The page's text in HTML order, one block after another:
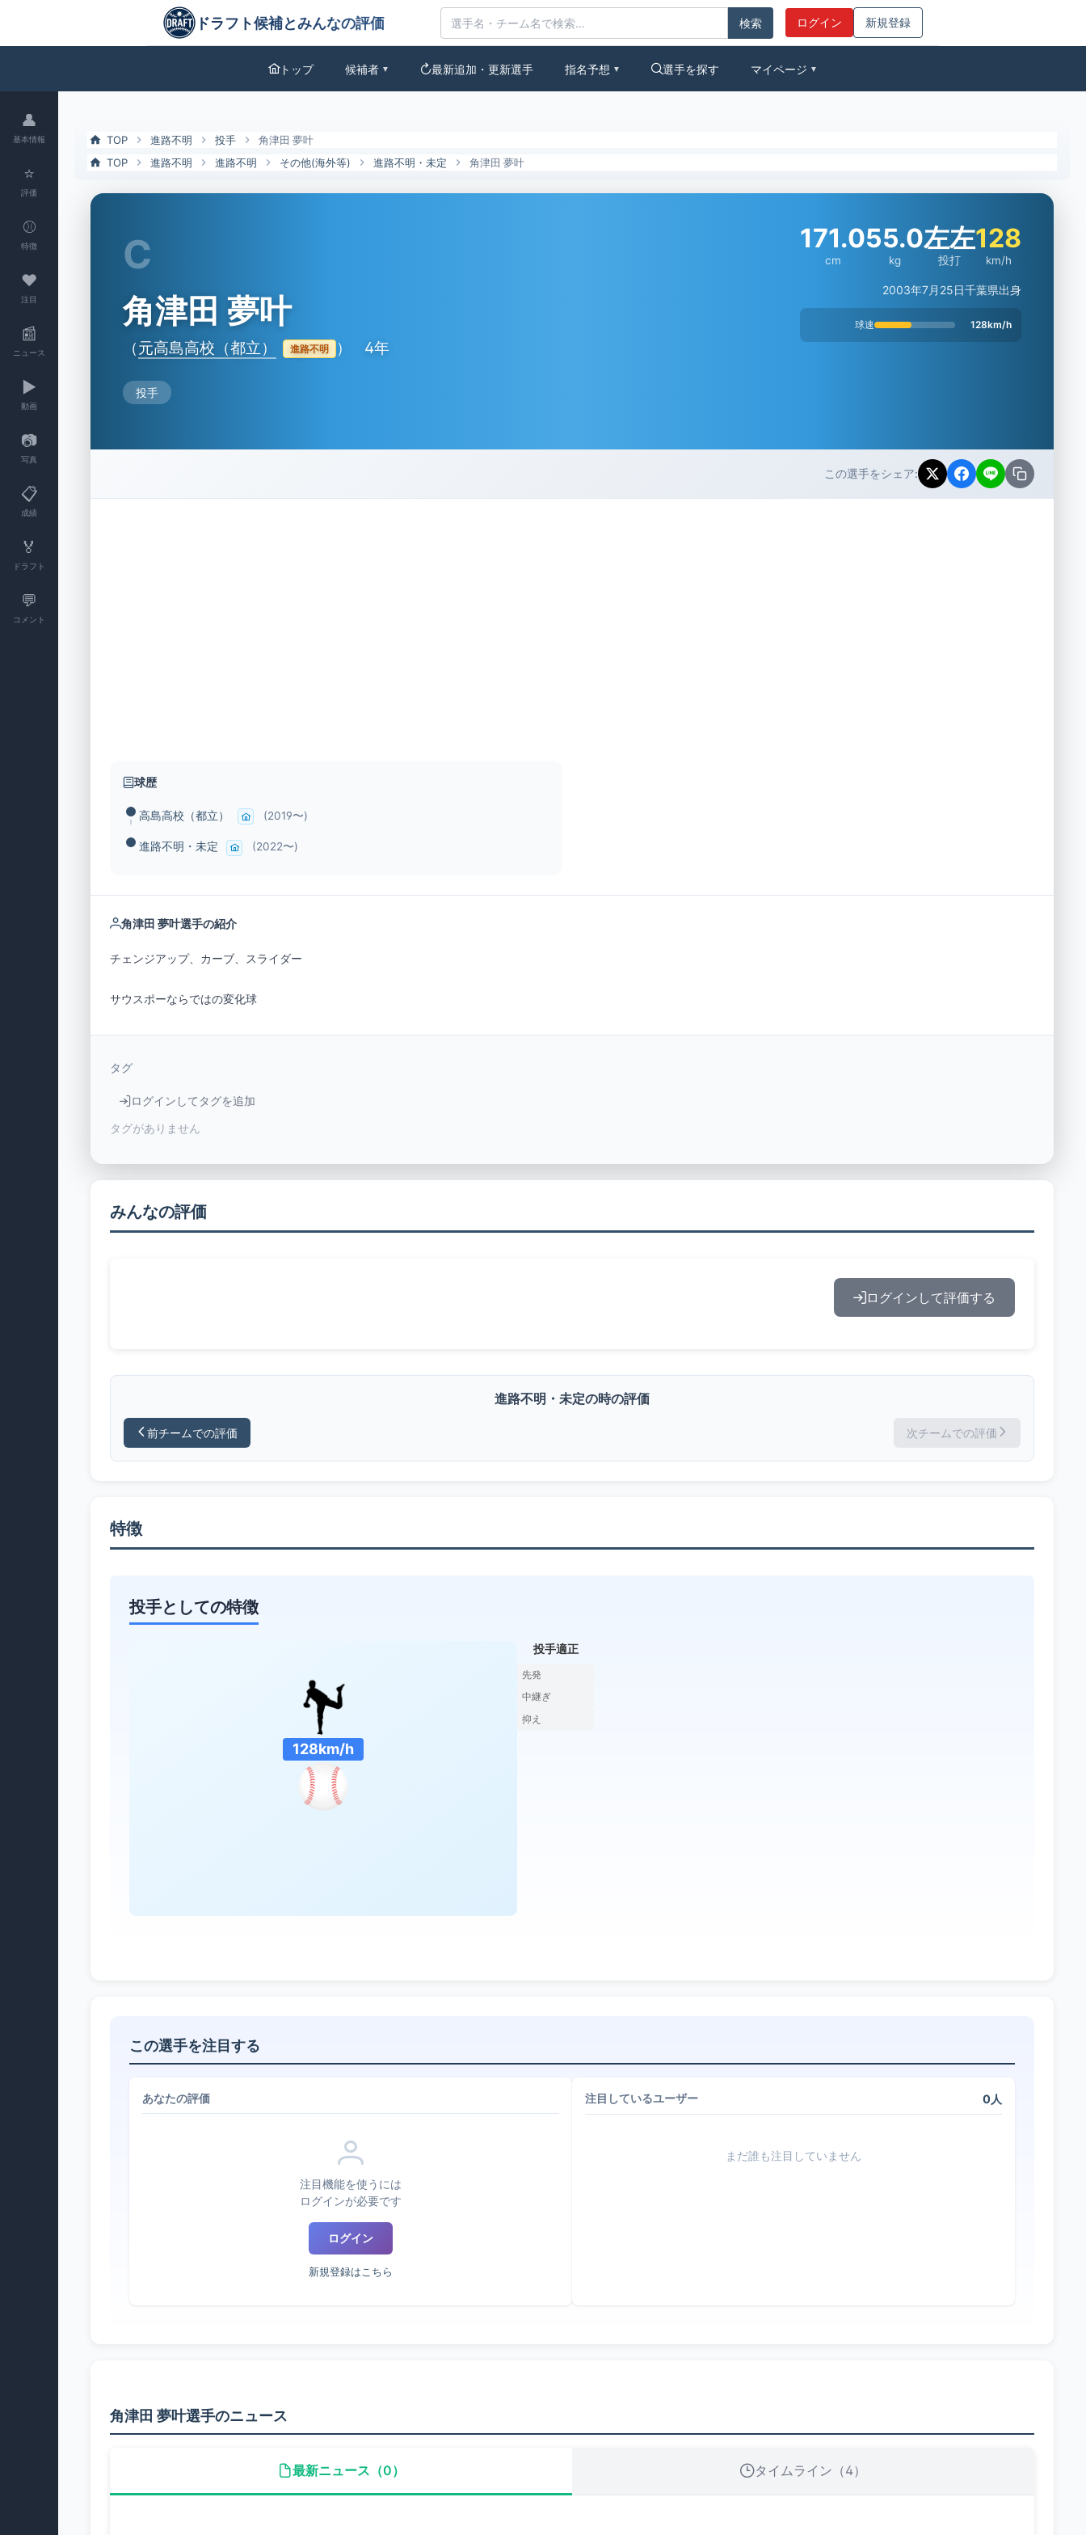
角津田 夢叶（元高島高校（都立））の特徴とドラフト評価 | ドラフト候補とみんなの評価
ドラフト候補とみんなの評価
ログイン 新規登録
トップ 候補者 ▼ 最新追加・更新選手 指名予想 ▼ 選手を探す マイページ ▼
👤
基本情報
⭐
評価
⚾
特徴
❤
注目
📰
ニュース
▶️
動画
📷
写真
📋
成績
🏅
ドラフト
💬
コメント
TOP 進路不明 投手
角津田 夢叶
TOP
進路不明 進路不明 その他(海外等) 進路不明・未定 角津田 夢叶
C
角津田 夢叶
（元高島高校（都立） 進路不明 ） 4年
投手
171.0
cm
55.0
kg
左左
投打
128
km/h
2003年7月25日千葉県出身
球速 128km/h
この選手をシェア:
球歴
高島高校（都立） (2019〜)
進路不明・未定 (2022〜)
角津田 夢叶選手の紹介
サウスポーならではの変化球
タグ
ログインしてタグを追加
タグがありません
みんなの評価
ログインして評価する
進路不明・未定の時の評価
前チームでの評価 次チームでの評価
特徴
投手としての特徴
128km/h
投手適正
先発
中継ぎ
抑え
この選手を注目する
あなたの評価
注目機能を使うには
ログインが必要です
ログイン
新規登録はこちら
注目しているユーザー 0人
まだ誰も注目していません
角津田 夢叶選手のニュース
最新ニュース（0） タイムライン（4）